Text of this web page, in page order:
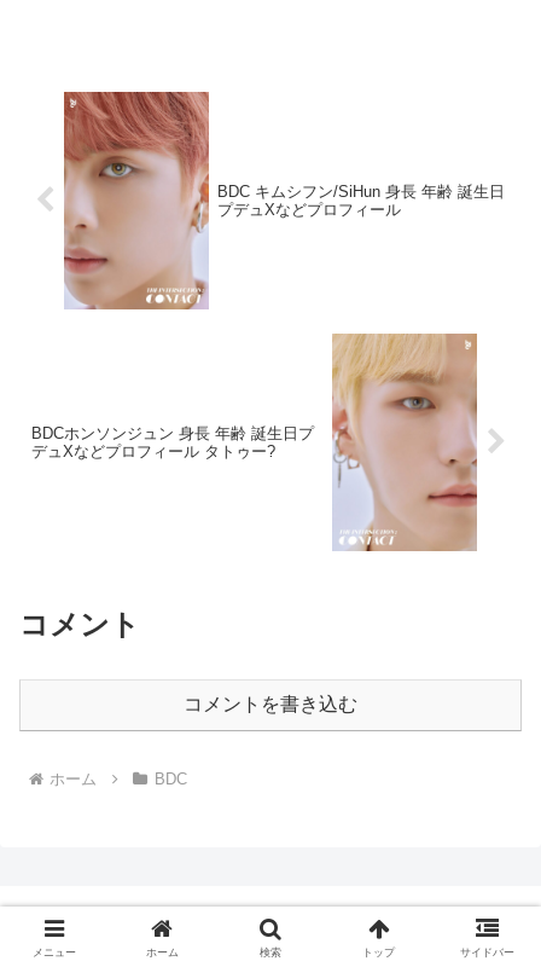
BDC キムシフン/SiHun 身長 年齢 誕生日
プデュXなどプロフィール
BDCホンソンジュン 身長 年齢 誕生日プ
デュXなどプロフィール タトゥー?
コメント
コメントを書き込む
ホーム BDC
Ｋポップファンの広場
メニュー ホーム 検索 トップ サイドバー